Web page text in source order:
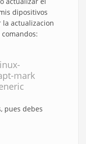
dipositivos
la actualizacion
mark
pues debes